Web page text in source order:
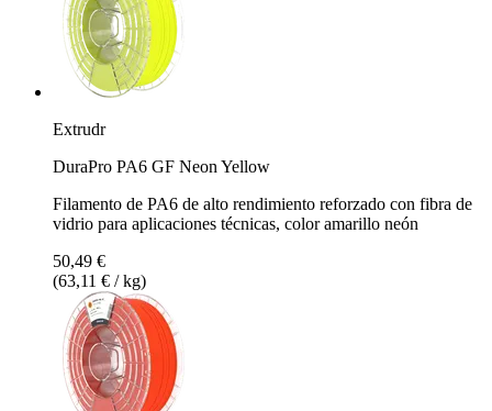
Extrudr
DuraPro PA6 GF Neon Yellow
Filamento de PA6 de alto rendimiento reforzado con fibra de
vidrio para aplicaciones técnicas, color amarillo neón
50,49 €
(63,11 € / kg)